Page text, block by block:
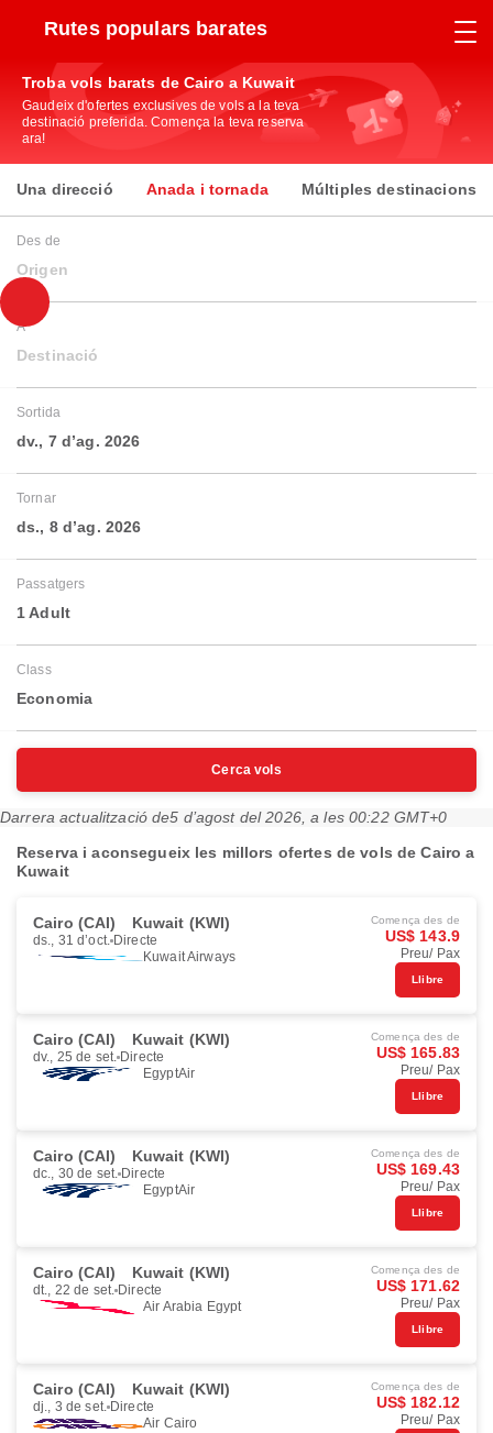
Rutes populars barates
Troba vols barats de Cairo a Kuwait
Gaudeix d'ofertes exclusives de vols a la teva
destinació preferida. Comença la teva reserva
ara!
Una direcció Anada i tornada Múltiples destinacions
Des de
Origen
A
Destinació
Sortida
dv., 7 d’ag. 2026
Tornar
ds., 8 d’ag. 2026
Passatgers
1 Adult
Class
Economia
Cerca vols
Darrera actualització de5 d’agost del 2026, a les 00:22 GMT+0
Reserva i aconsegueix les millors ofertes de vols de Cairo a
Kuwait
Cairo (CAI) Kuwait (KWI)
ds., 31 d’oct. Directe
Kuwait Airways
Comença des de
US$ 143.9
Preu/ Pax
Llibre
Cairo (CAI) Kuwait (KWI)
dv., 25 de set. Directe
EgyptAir
Comença des de
US$ 165.83
Preu/ Pax
Llibre
Cairo (CAI) Kuwait (KWI)
dc., 30 de set. Directe
EgyptAir
Comença des de
US$ 169.43
Preu/ Pax
Llibre
Cairo (CAI) Kuwait (KWI)
dt., 22 de set. Directe
Air Arabia Egypt
Comença des de
US$ 171.62
Preu/ Pax
Llibre
Cairo (CAI) Kuwait (KWI)
dj., 3 de set. Directe
Air Cairo
Comença des de
US$ 182.12
Preu/ Pax